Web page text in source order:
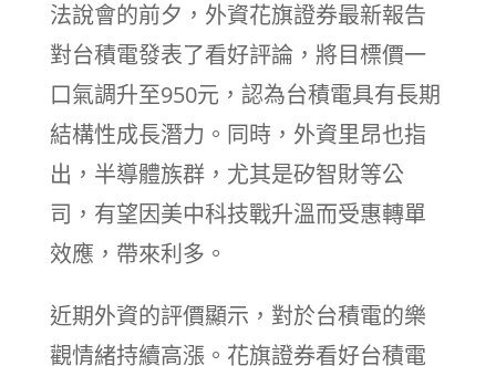
法說會的前夕，外資花旗證券最新報告
對台積電發表了看好評論，將目標價一
口氣調升至950元，認為台積電具有長期
結構性成長潛力。同時，外資里昂也指
出，半導體族群，尤其是矽智財等公
司，有望因美中科技戰升溫而受惠轉單
效應，帶來利多。
近期外資的評價顯示，對於台積電的樂
觀情緒持續高漲。花旗證券看好台積電